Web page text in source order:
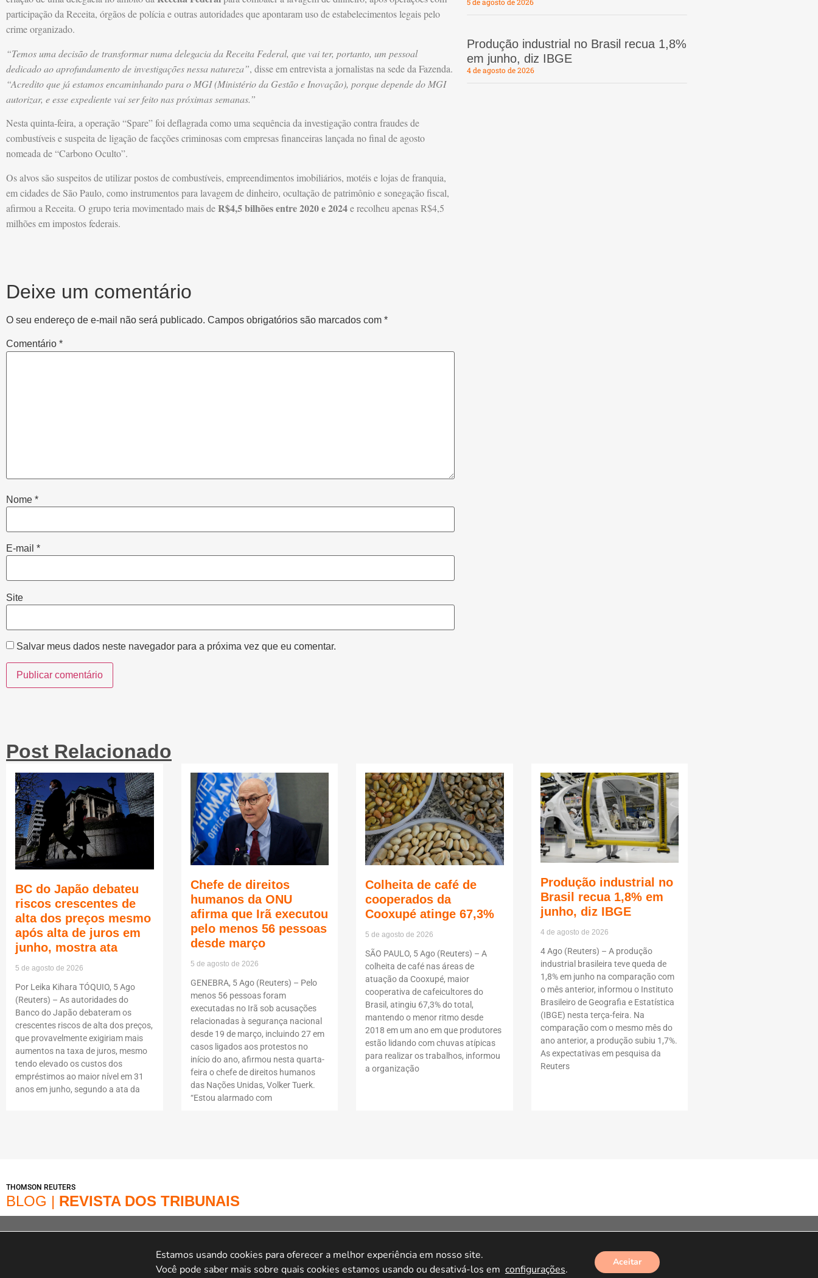
participação da Receita, órgãos de polícia e outras autoridades que apontaram uso de estabelecimentos legais pelo
crime organizado.
“Temos uma decisão de transformar numa delegacia da Receita Federal, que vai ter, portanto, um pessoal
dedicado ao aprofundamento de investigações nessa natureza”, disse em entrevista a jornalistas na sede da Fazenda.
“Acredito que já estamos encaminhando para o MGI (Ministério da Gestão e Inovação), porque depende do MGI
autorizar, e esse expediente vai ser feito nas próximas semanas.”
Nesta quinta-feira, a operação “Spare” foi deflagrada como uma sequência da investigação contra fraudes de
combustíveis e suspeita de ligação de facções criminosas com empresas financeiras lançada no final de agosto
nomeada de “Carbono Oculto”.
Os alvos são suspeitos de utilizar postos de combustíveis, empreendimentos imobiliários, motéis e lojas de franquia,
em cidades de São Paulo, como instrumentos para lavagem de dinheiro, ocultação de patrimônio e sonegação fiscal,
afirmou a Receita. O grupo teria movimentado mais deR$4,5 bilhões entre 2020 e 2024e recolheu apenas R$4,5
milhões em impostos federais.
Deixe um comentário
O seu endereço de e-mail não será publicado. Campos obrigatórios são marcados com *
Comentário *
Nome *
E-mail *
Site
Salvar meus dados neste navegador para a próxima vez que eu comentar.
5 de agosto de 2026
Produção industrial no Brasil recua 1,8%
em junho, diz IBGE
4 de agosto de 2026
Post Relacionado
BC do Japão debateu
riscos crescentes de
alta dos preços mesmo
após alta de juros em
junho, mostra ata
5 de agosto de 2026
Por Leika Kihara TÓQUIO, 5 Ago
(Reuters) – As autoridades do
Banco do Japão debateram os
crescentes riscos de alta dos preços,
que provavelmente exigiriam mais
aumentos na taxa de juros, mesmo
tendo elevado os custos dos
empréstimos ao maior nível em 31
anos em junho, segundo a ata da
Chefe de direitos
humanos da ONU
afirma que Irã executou
pelo menos 56 pessoas
desde março
5 de agosto de 2026
GENEBRA, 5 Ago (Reuters) – Pelo
menos 56 pessoas foram
executadas no Irã sob acusações
relacionadas à segurança nacional
desde 19 de março, incluindo 27 em
casos ligados aos protestos no
início do ano, afirmou nesta quarta-
feira o chefe de direitos humanos
das Nações Unidas, Volker Tuerk.
“Estou alarmado com
Colheita de café de
cooperados da
Cooxupé atinge 67,3%
5 de agosto de 2026
SÃO PAULO, 5 Ago (Reuters) – A
colheita de café nas áreas de
atuação da Cooxupé, maior
cooperativa de cafeicultores do
Brasil, atingiu 67,3% do total,
mantendo o menor ritmo desde
2018 em um ano em que produtores
estão lidando com chuvas atípicas
para realizar os trabalhos, informou
a organização
Produção industrial no
Brasil recua 1,8% em
junho, diz IBGE
4 de agosto de 2026
4 Ago (Reuters) – A produção
industrial brasileira teve queda de
1,8% em junho na comparação com
o mês anterior, informou o Instituto
Brasileiro de Geografia e Estatística
(IBGE) nesta terça-feira. Na
comparação com o mesmo mês do
ano anterior, a produção subiu 1,7%.
As expectativas em pesquisa da
Reuters
THOMSON REUTERS
BLOG | REVISTA DOS TRIBUNAIS
online Marca é operada pela Infracommerce Negócios e Soluções em Internet Ltda. CNPJ 15.427.207/0001-14 – Av. Doutor
Cardoso De Melo, 1855,15 andar Conjunto 151, Jardim Paulistano – 04548-005 – São Paulo/SP.
Desenvolvimento HeroStar
Estamos usando cookies para oferecer a melhor experiência em nosso site.
Você pode saber mais sobre quais cookies estamos usando ou desativá-los em configurações.
Aceitar